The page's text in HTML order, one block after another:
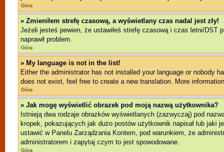
Góra
» Zmieniłem strefę czasową, a wyświetlany czas nadal jest zły!
Jeżeli jesteś pewien, że ustawiłeś strefę czasową i czas letni/DST
naprawił problem.
Góra
» My language is not in the list!
Either the administrator has not installed your language or nobody
does not exist, feel free to create a new translation. More
Góra
» Jak mogę wyświetlić obrazek pod moją nazwą użytkownika?
Istnieją dwa rodzaje obrazków wyświetlanych (zazwyczaj) pod
kropek, pokazujących jak dużo postów użytkownik napisał lub
ustawić w Panelu Zarządzania Kontem, pod warunkiem, że
administratorem i zapytaj czym to jest spowodowane.
Góra